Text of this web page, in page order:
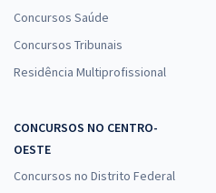
Concursos Saúde
Concursos Tribunais
Residência Multiprofissional
CONCURSOS NO CENTRO-
OESTE
Concursos no Distrito Federal